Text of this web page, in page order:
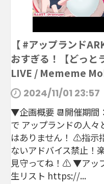
【 #アップランド
おすぎる！【どっと
LIVE / Mememe
2024/11/01 23:57
▼企画概要 📆開催期
で アップランドの人
はありません！ ⚠️指示
ないアドバイス禁止！
見守ってね！⚠️ ▼アッ
生リスト https://...